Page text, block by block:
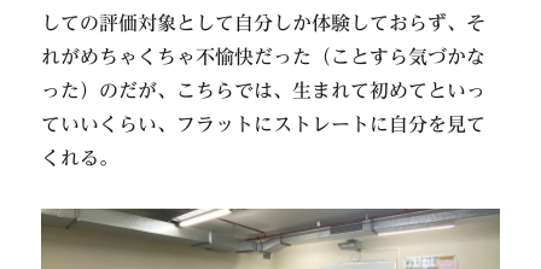
しての評価対象として自分しか体験しておらず、そ
れがめちゃくちゃ不愉快だった（ことすら気づかな
った）のだが、こちらでは、生まれて初めてといっ
ていいくらい、フラットにストレートに自分を見て
くれる。